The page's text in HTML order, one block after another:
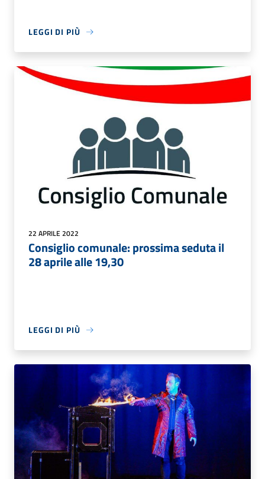
LEGGI DI PIÙ
22 APRILE 2022
Consiglio comunale: prossima seduta il
28 aprile alle 19,30
LEGGI DI PIÙ